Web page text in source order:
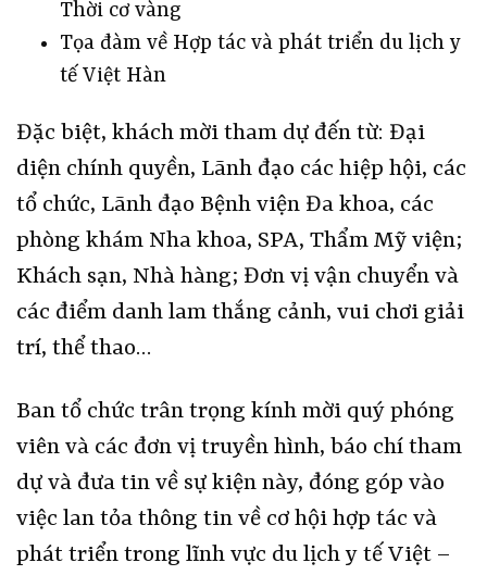
Thời cơ vàng
Tọa đàm về Hợp tác và phát triển du lịch y
tế Việt Hàn
Đặc biệt, khách mời tham dự đến từ: Đại
diện chính quyền, Lãnh đạo các hiệp hội, các
tổ chức, Lãnh đạo Bệnh viện Đa khoa, các
phòng khám Nha khoa, SPA, Thẩm Mỹ viện;
Khách sạn, Nhà hàng; Đơn vị vận chuyển và
các điểm danh lam thắng cảnh, vui chơi giải
trí, thể thao…
Ban tổ chức trân trọng kính mời quý phóng
viên và các đơn vị truyền hình, báo chí tham
dự và đưa tin về sự kiện này, đóng góp vào
việc lan tỏa thông tin về cơ hội hợp tác và
phát triển trong lĩnh vực du lịch y tế Việt –